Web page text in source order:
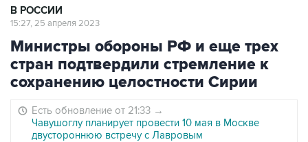
В РОССИИ
15:27, 25 апреля 2023
Министры обороны РФ и еще трех
стран подтвердили стремление к
сохранению целостности Сирии
Есть обновление от 21:33 →
Чавушоглу планирует провести 10 мая в Москве
двустороннюю встречу с Лавровым